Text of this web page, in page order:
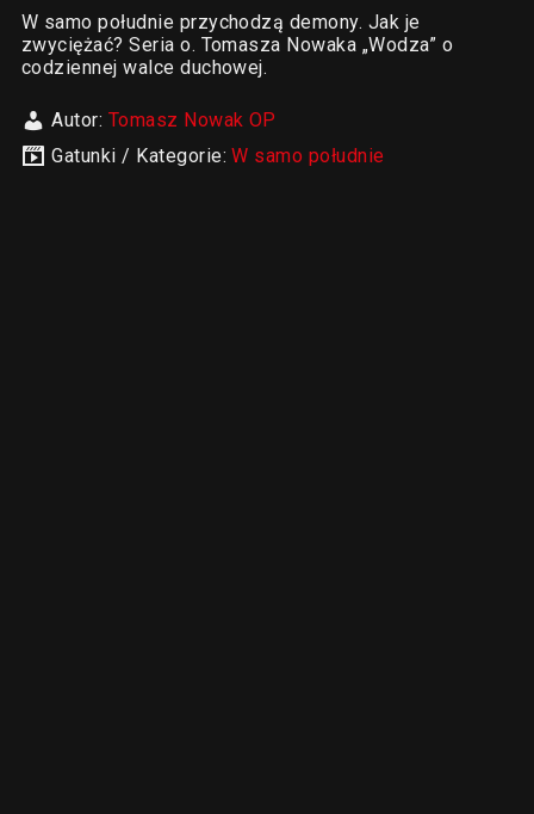
W samo południe przychodzą demony. Jak je
zwyciężać? Seria o. Tomasza Nowaka „Wodza” o
codziennej walce duchowej.
Autor: Tomasz Nowak OP
Gatunki / Kategorie:W samo południe